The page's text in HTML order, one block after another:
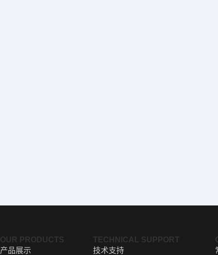
OUR PRODUCTS
产品展示
TECHNICAL SUPPORT
技术支持